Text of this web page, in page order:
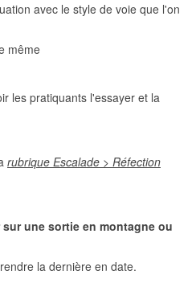
avec le style de voie que l'on
même
les pratiquants l'essayer et la
rubrique Escalade > Réfection
une sortie en montagne ou
la dernière en date.